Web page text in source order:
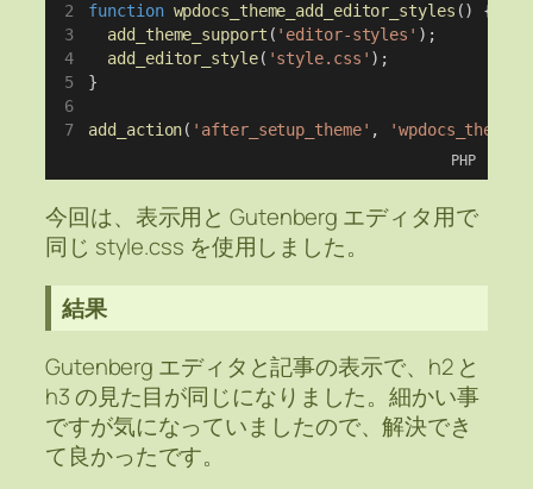
function wpdocs_theme_add_editor_styles () {
add_theme_support ( 'editor-styles' );
add_editor_style( 'style.css' );
}
add_action( 'after_setup_theme' ,
PHP
今回は、表示用と Gutenberg エディタ用で
同じ style.css を使用しました。
結果
Gutenberg エディタと記事の表示で、h2 と
h3 の見た目が同じになりました。細かい事
ですが気になっていましたので、解決でき
て良かったです。